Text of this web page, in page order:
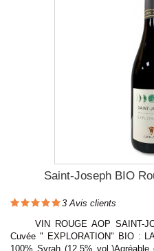
Saint-Joseph BIO
3 Avis clients
VIN ROUGE AOP SAINT-
Cuvée " EXPLORATION" BIO :
100% Syrah (12,5%